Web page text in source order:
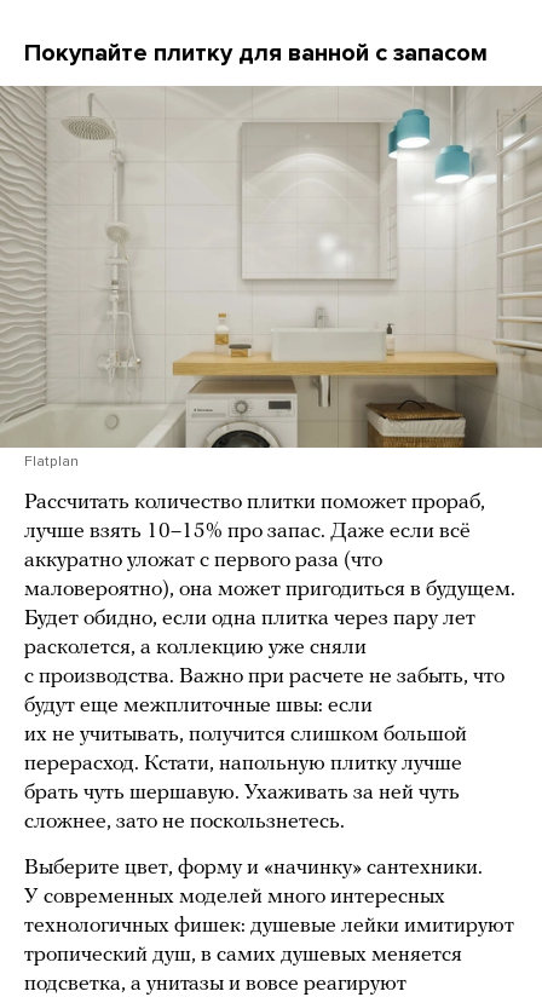
Покупайте плитку для ванной с запасом
Flatplan
Рассчитать количество плитки поможет прораб,
лучше взять 10–15% про запас. Даже если всё
аккуратно уложат с первого раза (что
маловероятно), она может пригодиться в будущем.
Будет обидно, если одна плитка через пару лет
расколется, а коллекцию уже сняли
с производства. Важно при расчете не забыть, что
будут еще межплиточные швы: если
их не учитывать, получится слишком большой
перерасход. Кстати, напольную плитку лучше
брать чуть шершавую. Ухаживать за ней чуть
сложнее, зато не поскользнетесь.
Выберите цвет, форму и «начинку» сантехники.
У современных моделей много интересных
технологичных фишек: душевые лейки имитируют
тропический душ, в самих душевых меняется
подсветка, а унитазы и вовсе реагируют